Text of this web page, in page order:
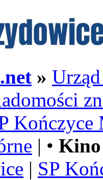
»
Kończyce
| •
| SP